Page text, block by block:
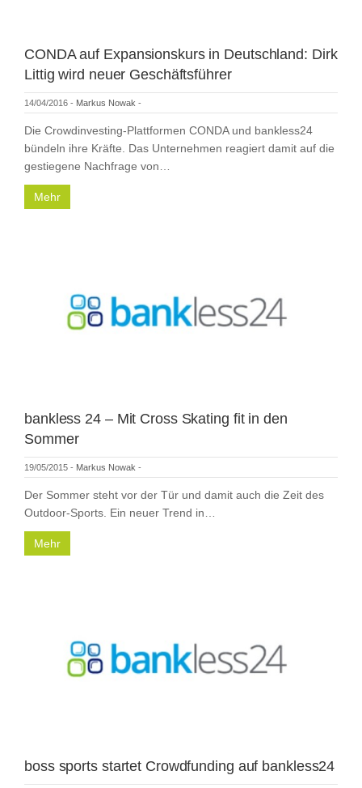
CONDA auf Expansionskurs in Deutschland: Dirk
Littig wird neuer Geschäftsführer
14/04/2016 - Markus Nowak -
Die Crowdinvesting-Plattformen CONDA und bankless24
bündeln ihre Kräfte. Das Unternehmen reagiert damit auf die
gestiegene Nachfrage von…
Mehr
bankless 24 – Mit Cross Skating fit in den
Sommer
19/05/2015 - Markus Nowak -
Der Sommer steht vor der Tür und damit auch die Zeit des
Outdoor-Sports. Ein neuer Trend in…
Mehr
boss sports startet Crowdfunding auf bankless24